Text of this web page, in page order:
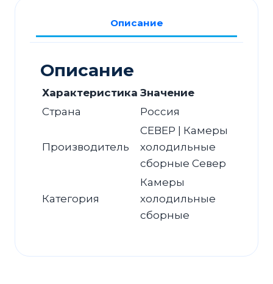
Описание
Описание
Характеристика Значение
Страна
Россия
Производитель
СЕВЕР | Камеры
холодильные
сборные Север
Категория
Камеры
холодильные
сборные